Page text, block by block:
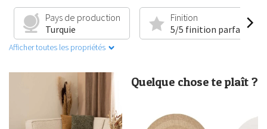
Pays de production
Turquie
Finition
5/5 finition parfaite
Afficher toutes les propriétés
Quelque chose te plaît ?